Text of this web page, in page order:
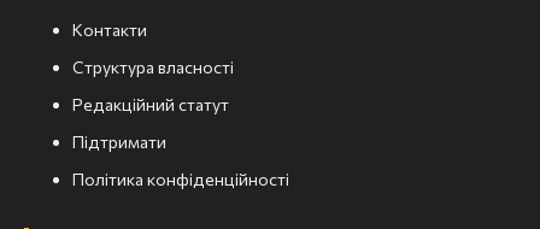
Контакти
Структура власності
Редакційний статут
Підтримати
Політика конфіденційності